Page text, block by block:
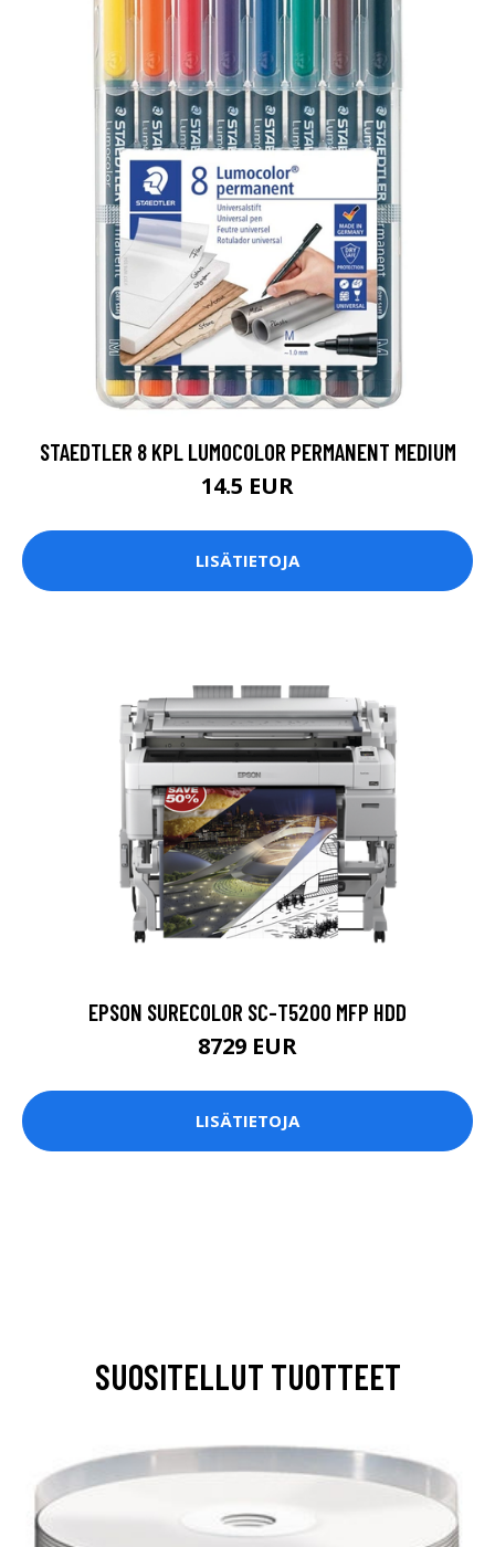
STAEDTLER 8 KPL LUMOCOLOR PERMANENT MEDIUM
14.5 EUR
LISÄTIETOJA
EPSON SURECOLOR SC-T5200 MFP HDD
8729 EUR
LISÄTIETOJA
SUOSITELLUT TUOTTEET